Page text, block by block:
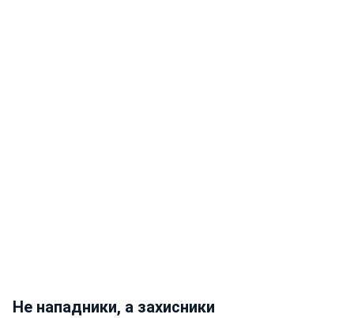
Не нападники, а захисники